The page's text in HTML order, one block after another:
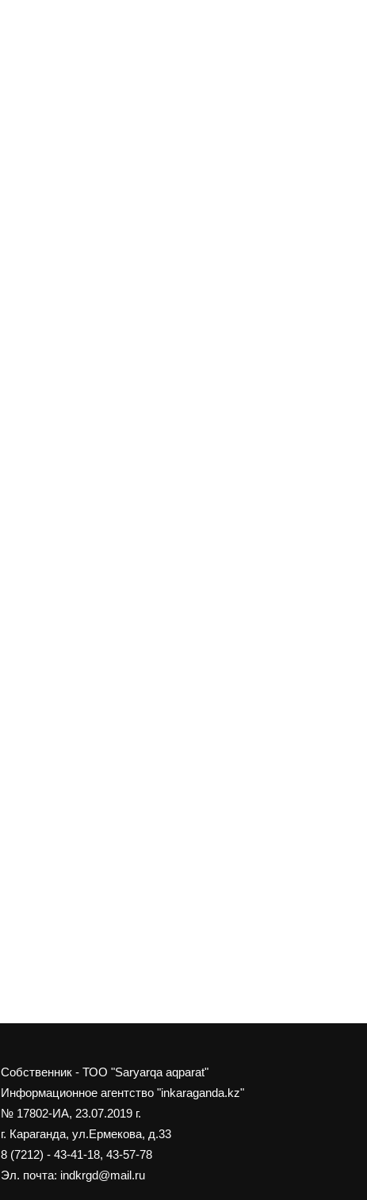
Собственник - ТОО "Saryarqa aqparat"
Информационное агентство "inkaraganda.kz"
№ 17802-ИА, 23.07.2019 г.
г. Караганда, ул.Ермекова, д.33
8 (7212) - 43-41-18, 43-57-78
Эл. почта: indkrgd@mail.ru